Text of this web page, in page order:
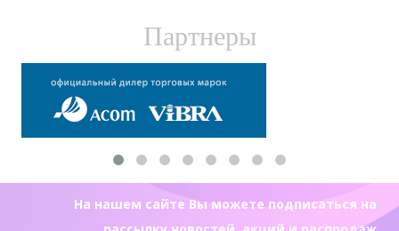
Партнеры
На нашем сайте Вы можете подписаться на